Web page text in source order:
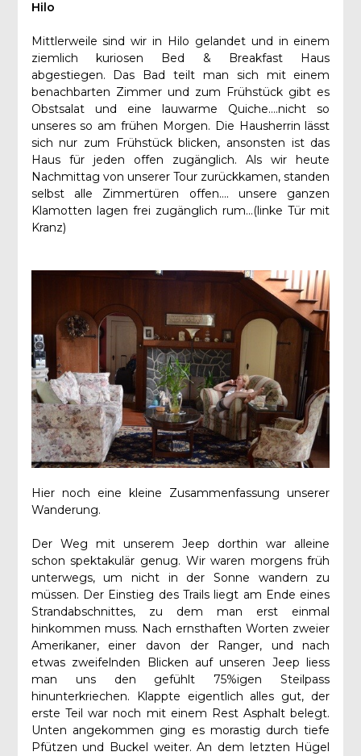
Hilo
Mittlerweile sind wir in Hilo gelandet und in einem
ziemlich kuriosen Bed & Breakfast Haus
abgestiegen. Das Bad teilt man sich mit einem
benachbarten Zimmer und zum Frühstück gibt es
Obstsalat und eine lauwarme Quiche….nicht so
unseres so am frühen Morgen. Die Hausherrin lässt
sich nur zum Frühstück blicken, ansonsten ist das
Haus für jeden offen zugänglich. Als wir heute
Nachmittag von unserer Tour zurückkamen, standen
selbst alle Zimmertüren offen…. unsere ganzen
Klamotten lagen frei zugänglich rum…(linke Tür mit
Kranz)
Hier noch eine kleine Zusammenfassung unserer
Wanderung.
Der Weg mit unserem Jeep dorthin war alleine
schon spektakulär genug. Wir waren morgens früh
unterwegs, um nicht in der Sonne wandern zu
müssen. Der Einstieg des Trails liegt am Ende eines
Strandabschnittes, zu dem man erst einmal
hinkommen muss. Nach ernsthaften Worten zweier
Amerikaner, einer davon der Ranger, und nach
etwas zweifelnden Blicken auf unseren Jeep liess
man uns den gefühlt 75%igen Steilpass
hinunterkriechen. Klappte eigentlich alles gut, der
erste Teil war noch mit einem Rest Asphalt belegt.
Unten angekommen ging es morastig durch tiefe
Pfützen und Buckel weiter. An dem letzten Hügel